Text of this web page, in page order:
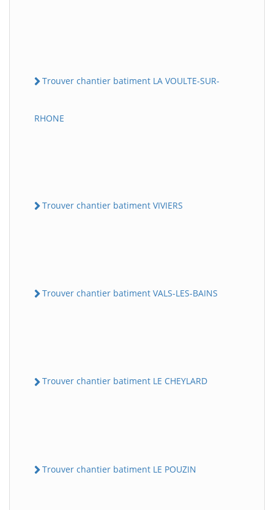
Trouver chantier batiment LA VOULTE-SUR-
RHONE
Trouver chantier batiment VIVIERS
Trouver chantier batiment VALS-LES-BAINS
Trouver chantier batiment LE CHEYLARD
Trouver chantier batiment LE POUZIN